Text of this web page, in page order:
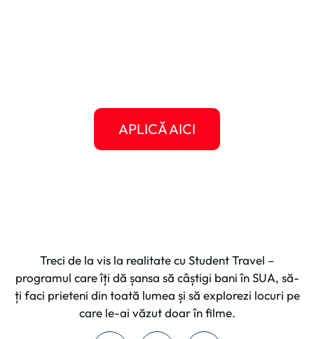
APLICĂ AICI
Treci de la vis la realitate cu Student Travel –
programul care îți dă șansa să câștigi bani în SUA, să-
ți faci prieteni din toată lumea și să explorezi locuri pe
care le-ai văzut doar în filme.